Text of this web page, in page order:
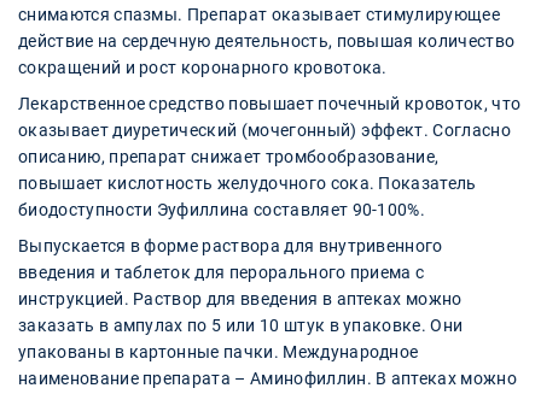
снимаются спазмы. Препарат оказывает стимулирующее
действие на сердечную деятельность, повышая количество
сокращений и рост коронарного кровотока.
Лекарственное средство повышает почечный кровоток, что
оказывает диуретический (мочегонный) эффект. Согласно
описанию, препарат снижает тромбообразование,
повышает кислотность желудочного сока. Показатель
биодоступности Эуфиллина составляет 90-100%.
Выпускается в форме раствора для внутривенного
введения и таблеток для перорального приема с
инструкцией. Раствор для введения в аптеках можно
заказать в ампулах по 5 или 10 штук в упаковке. Они
упакованы в картонные пачки. Международное
наименование препарата – Аминофиллин. В аптеках можно